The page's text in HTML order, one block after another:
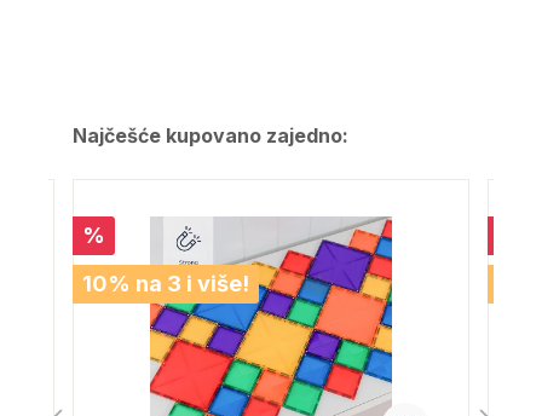
Najčešće kupovano zajedno:
%
10% na 3 i više!